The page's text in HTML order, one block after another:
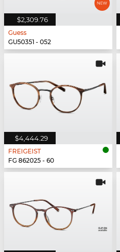
$2,309.76
Guess
GU50351 - 052
$4,444.29
FREIGEIST
FG 862025 - 60